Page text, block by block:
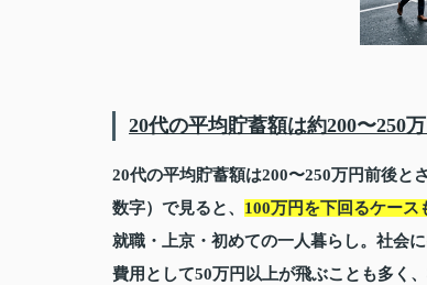
20代の平均貯蓄額は約200〜250
20代の平均貯蓄額は200〜250万円前後
数字）で見ると、 100万円を下回るケース
就職・上京・初めての一人暮らし。社会
費用として50万円以上が飛ぶことも多く